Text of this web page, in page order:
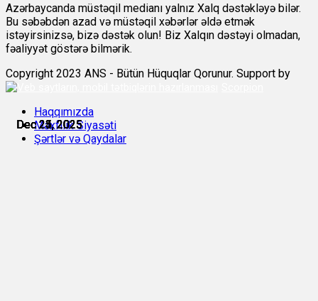
Dec 23, 2025
Dec 23, 2025
Dec 24, 2025
Dec 25, 2025
Dec 25, 2025
Dec 25, 2025
Azərbaycanda müstəqil medianı yalnız Xalq dəstəkləyə bilər.
Bu səbəbdən azad və müstəqil xəbərlər əldə etmək
istəyirsinizsə, bizə dəstək olun! Biz Xalqın dəstəyi olmadan,
fəaliyyət göstərə bilmərik.
Copyright 2023 ANS - Bütün Hüquqlar Qorunur. Support by
Haqqımızda
Məxfilik Siyasəti
Şərtlər və Qaydalar